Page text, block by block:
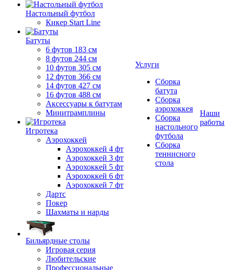
Настольный футбол
Кикер Start Line
Батуты
6 футов 183 см
8 футов 244 см
10 футов 305 см
12 футов 366 см
14 футов 427 см
16 футов 488 см
Аксессуары к батутам
Минитрамплины
Игротека
Аэрохоккей
Аэрохоккей 4 фт
Аэрохоккей 3 фт
Аэрохоккей 5 фт
Аэрохоккей 6 фт
Аэрохоккей 7 фт
Дартс
Покер
Шахматы и нарды
Бильярдные столы
Игровая серия
Любительские
Профессиональные
Услуги
Сборка
батута
Сборка
аэрохоккея
Сборка
настольного
футбола
Сборка
теннисного
стола
Наши
работы